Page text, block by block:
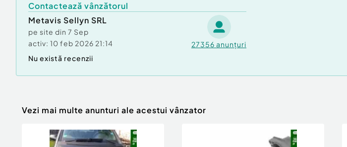
Contactează vânzătorul
Metavis Sellyn SRL
pe site din 7 Sep
activ: 10 feb 2026 21:14 27356 anunțuri
Nu există recenzii
Vezi mai multe anunturi ale acestui vânzator